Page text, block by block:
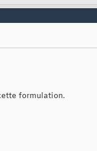
formulation.